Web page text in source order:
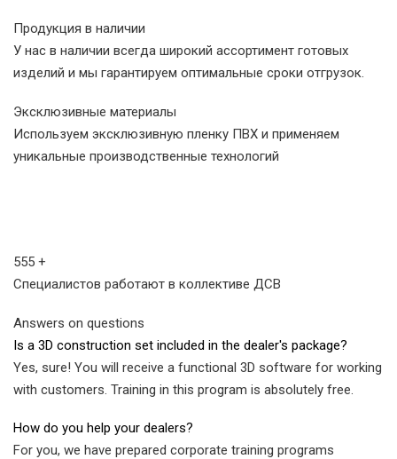
Продукция в наличии
У нас в наличии всегда широкий ассортимент готовых
изделий и мы гарантируем оптимальные сроки отгрузок.
Эксклюзивные материалы
Используем эксклюзивную пленку ПВХ и применяем
уникальные производственные технологий
555 +
Cпециалистов работают в коллективе ДСВ
Answers on questions
Is a 3D construction set included in the dealer's package?
Yes, sure! You will receive a functional 3D software for working
with customers. Training in this program is absolutely free.
How do you help your dealers?
For you, we have prepared corporate training programs